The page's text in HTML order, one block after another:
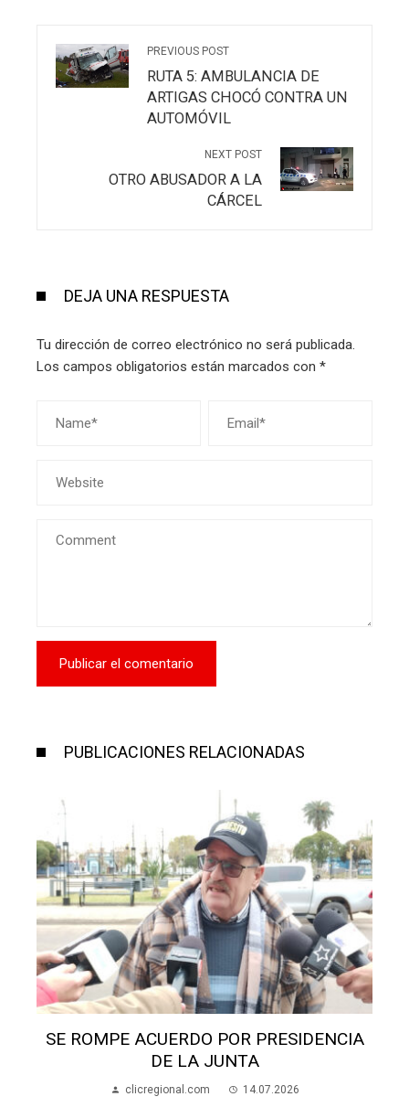
PREVIOUS POST
RUTA 5: AMBULANCIA DE
ARTIGAS CHOCÓ CONTRA UN
AUTOMÓVIL
NEXT POST
OTRO ABUSADOR A LA
CÁRCEL
DEJA UNA RESPUESTA
Tu dirección de correo electrónico no será publicada.
Los campos obligatorios están marcados con *
PUBLICACIONES RELACIONADAS
SORAVILLA SOSTIENE QUE DEBEN
CUMPLIR ACUERDO
clicregional.com 14.07.2026